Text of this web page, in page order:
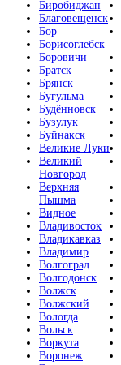
Биробиджан
Благовещенск
Бор
Борисоглебск
Боровичи
Братск
Брянск
Бугульма
Будённовск
Бузулук
Буйнакск
Великие Луки
Великий
Новгород
Верхняя
Пышма
Видное
Владивосток
Владикавказ
Владимир
Волгоград
Волгодонск
Волжск
Волжский
Вологда
Вольск
Воркута
Воронеж